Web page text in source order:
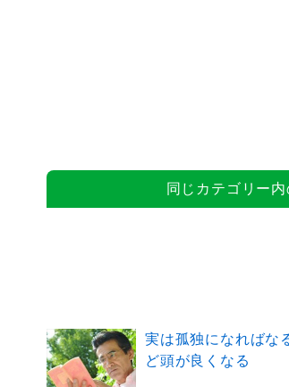
同じカテゴリー
実は孤独になればな
ど頭が良くなる